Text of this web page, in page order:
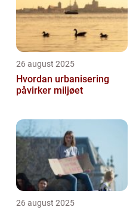
26 august 2025
Hvordan urbanisering
påvirker miljøet
26 august 2025